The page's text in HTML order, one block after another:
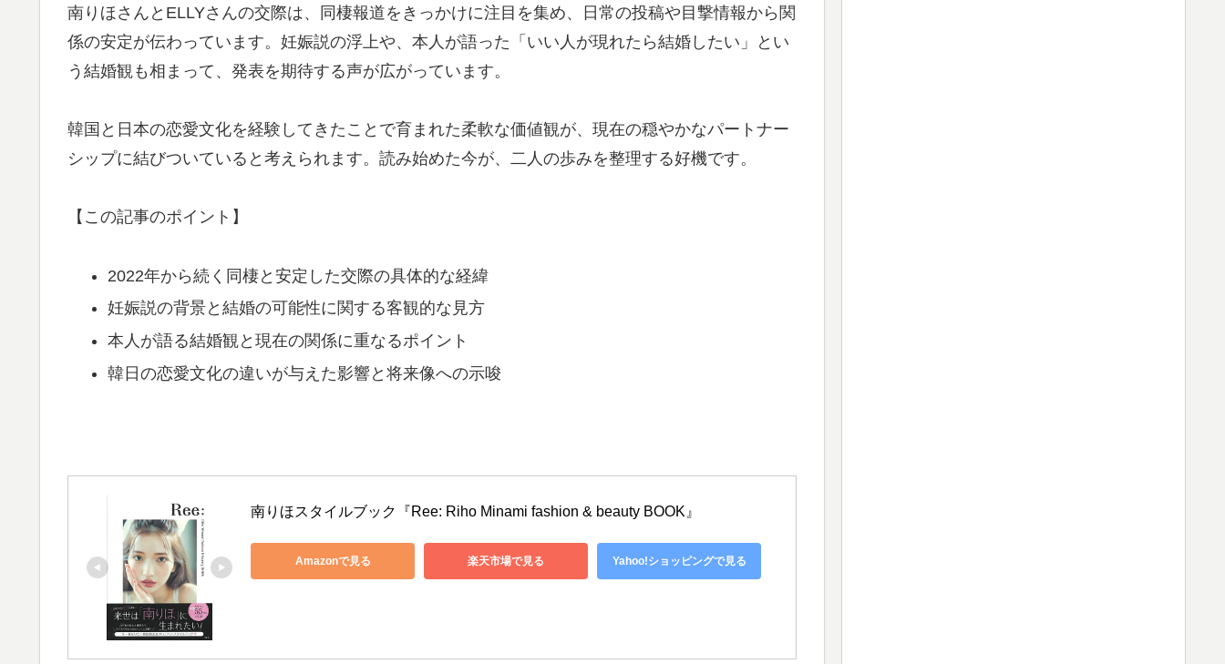
南りほさんとELLYさんの交際は、同棲報道をきっかけに注目を集め、日常の投稿や目撃情報から関
係の安定が伝わっています。妊娠説の浮上や、本人が語った「いい人が現れたら結婚したい」とい
う結婚観も相まって、発表を期待する声が広がっています。
韓国と日本の恋愛文化を経験してきたことで育まれた柔軟な価値観が、現在の穏やかなパートナー
シップに結びついていると考えられます。読み始めた今が、二人の歩みを整理する好機です。
【この記事のポイント】
2022年から続く同棲と安定した交際の具体的な経緯
妊娠説の背景と結婚の可能性に関する客観的な見方
本人が語る結婚観と現在の関係に重なるポイント
韓日の恋愛文化の違いが与えた影響と将来像への示唆
南りほスタイルブック『Ree: Riho Minami fashion & beauty BOOK』
Amazonで見る 楽天市場で見る Yahoo!ショッピングで見る